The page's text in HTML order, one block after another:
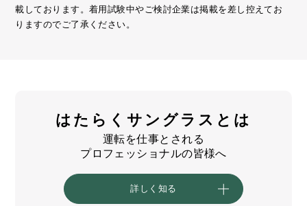
載しております。着用試験中やご検討企業は掲載を差し控えてお
りますのでご了承ください。
はたらくサングラスとは
運転を仕事とされる
プロフェッショナルの皆様へ
詳しく知る